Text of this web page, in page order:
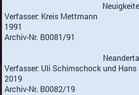
Verfasser: Kreis Mettmann
1991
Archiv-Nr. B0081/91
Verfasser: Uli Schimschock und Hans
2019
Archiv-Nr. B0082/19